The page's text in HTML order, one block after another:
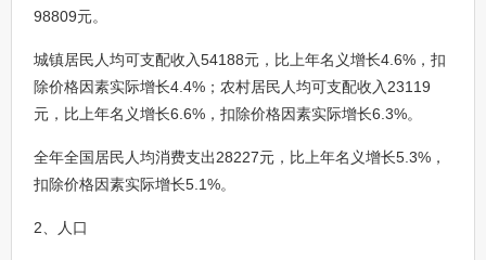
98809元。
城镇居民人均可支配收入54188元，比上年名义增长4.6%，扣
除价格因素实际增长4.4%；农村居民人均可支配收入23119
元，比上年名义增长6.6%，扣除价格因素实际增长6.3%。
全年全国居民人均消费支出28227元，比上年名义增长5.3%，
扣除价格因素实际增长5.1%。
2、人口